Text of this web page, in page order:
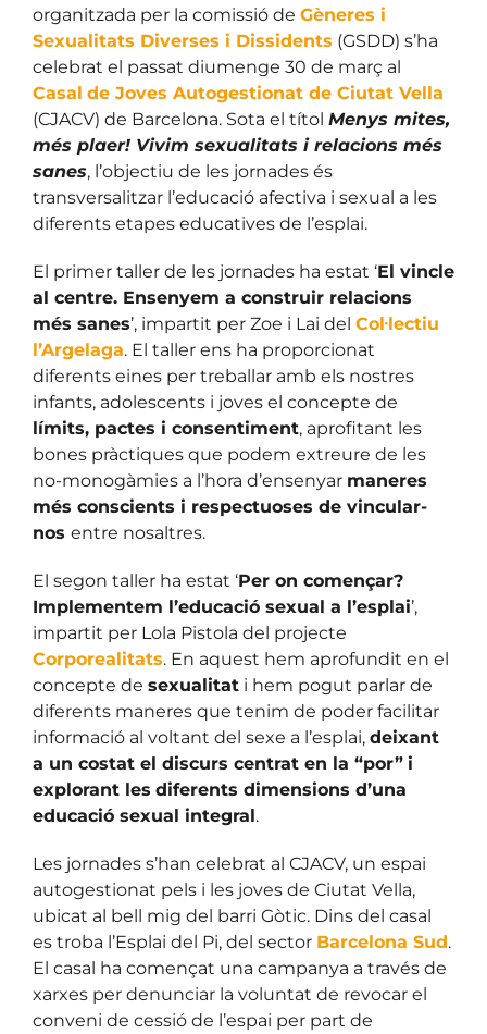
organitzada per la comissió de Gèneres i
Sexualitats Diverses i Dissidents (GSDD) s’ha
celebrat el passat diumenge 30 de març al
Casal de Joves Autogestionat de Ciutat Vella
(CJACV) de Barcelona. Sota el títol Menys mites,
més plaer! Vivim sexualitats i relacions més
sanes, l’objectiu de les jornades és
transversalitzar l’educació afectiva i sexual a les
diferents etapes educatives de l’esplai.
El primer taller de les jornades ha estat ‘El vincle
al centre. Ensenyem a construir relacions
més sanes’, impartit per Zoe i Lai del Col·lectiu
l’Argelaga. El taller ens ha proporcionat
diferents eines per treballar amb els nostres
infants, adolescents i joves el concepte de
límits, pactes i consentiment, aprofitant les
bones pràctiques que podem extreure de les
no-monogàmies a l’hora d’ensenyar maneres
més conscients i respectuoses de vincular-
nos entre nosaltres.
El segon taller ha estat ‘Per on començar?
Implementem l’educació sexual a l’esplai’,
impartit per Lola Pistola del projecte
Corporealitats. En aquest hem aprofundit en el
concepte de sexualitati hem pogut parlar de
diferents maneres que tenim de poder facilitar
informació al voltant del sexe a l’esplai, deixant
a un costat el discurs centrat en la “por” i
explorant les diferents dimensions d’una
educació sexual integral.
Les jornades s’han celebrat al CJACV, un espai
autogestionat pels i les joves de Ciutat Vella,
ubicat al bell mig del barri Gòtic. Dins del casal
es troba l’Esplai del Pi, del sector Barcelona Sud.
El casal ha començat una campanya a través de
xarxes per denunciar la voluntat de revocar el
conveni de cessió de l’espai per part de